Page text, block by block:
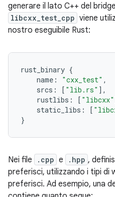
generare il lato C++ del
libcxx_test_cpp viene
nostro eseguibile Rust:
rust_binary {
name : "cxx_test" ,
srcs : [ "lib.rs" ],
rustlibs : [ "libcxx"
static_libs : [
}
Nei file .cpp e .hpp ,
preferisci, utilizzando i tipi di
preferisci. Ad esempio, una